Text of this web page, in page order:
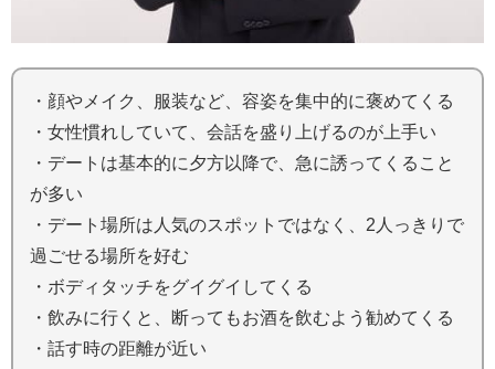
・顔やメイク、服装など、容姿を集中的に褒めてくる
・女性慣れしていて、会話を盛り上げるのが上手い
・デートは基本的に夕方以降で、急に誘ってくること
が多い
・デート場所は人気のスポットではなく、2人っきりで
過ごせる場所を好む
・ボディタッチをグイグイしてくる
・飲みに行くと、断ってもお酒を飲むよう勧めてくる
・話す時の距離が近い